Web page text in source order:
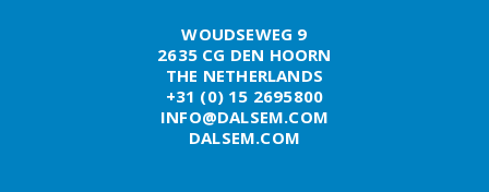
WOUDSEWEG 9
2635 CG DEN HOORN
THE NETHERLANDS
+31 (0) 15 2695800
INFO@DALSEM.COM
DALSEM.COM